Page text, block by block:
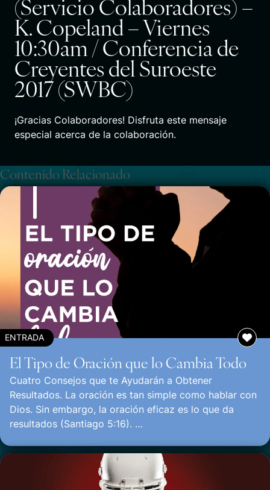
(Servicio Colaboradores) –
K. Copeland – Viernes
10:30am / Conferencia de
Creyentes del Suroeste
2017 (SWBC)
¡Gracias Colaboradores! Disfruta este mensaje
especial acerca de la colaboración.
Contenido Relacionado
ENTRADA
El Tipo de Oración que lo Cambia Todo
Cuatro Consejos que te Ayudarán a Obtener
Resultados. La oración es tan simple como hablar con
Dios. Sin embargo, la oración eficaz es lo que da
resultados (Santiago 5:16). …